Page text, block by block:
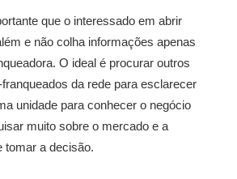
que o interessado em abrir
e não colha informações apenas
O ideal é procurar outros
da rede para esclarecer
unidade para conhecer o negócio
muito sobre o mercado e a
tomar a decisão.